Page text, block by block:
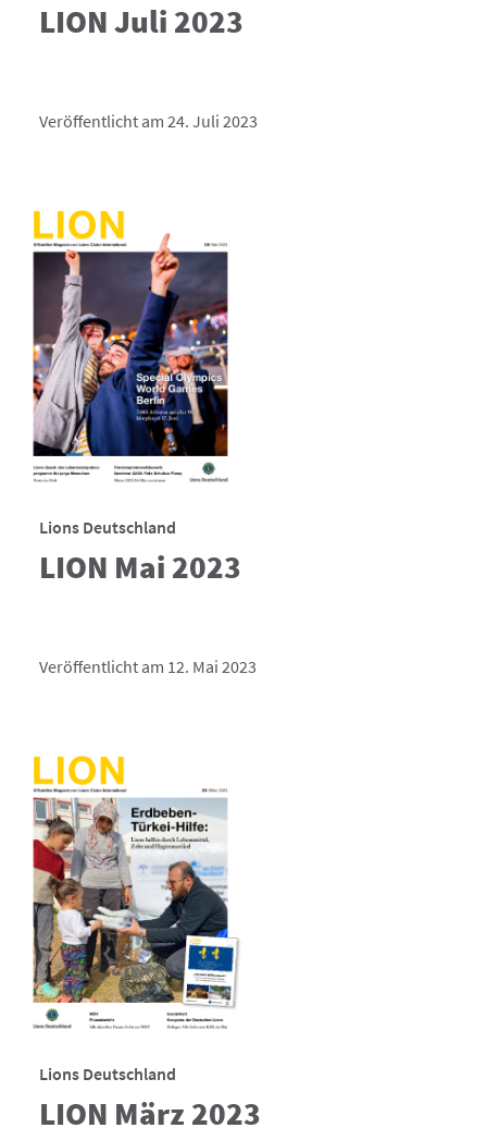
LION Juli 2023
Veröffentlicht am 24. Juli 2023
Lions Deutschland
LION Mai 2023
Veröffentlicht am 12. Mai 2023
Lions Deutschland
LION März 2023